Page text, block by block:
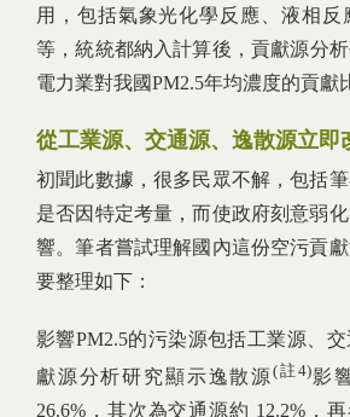
用，包括氣象光化學反應、液相反
等，統統都納入計算後，貢獻源分
電力業對我國PM2.5年均濃度的貢獻
從工業源、交通源、逸散源立即
初聞此數據，很多民眾不解，包括
是否因特定考量，而使政府刻意弱
響。筆者嘗試理解國內這份空污貢
要整理如下：
影響PM2.5的污染源包括工業源、
獻源分析研究顯示逸散源(註4)影
26.6%，其次為交通源約 12.2%，